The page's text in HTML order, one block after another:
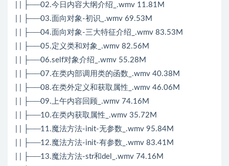
| | ├──02.今日内容大纲介绍_.wmv 11.81M
| | ├──03.面向对象-初识_.wmv 69.53M
| | ├──04.面向对象-三大特征介绍_.wmv 83.53M
| | ├──05.定义类和对象_.wmv 82.56M
| | ├──06.self对象介绍_.wmv 55.28M
| | ├──07.在类内部调用类的函数_.wmv 40.38M
| | ├──08.在类外定义和获取属性_.wmv 46.06M
| | ├──09.上午内容回顾_.wmv 74.16M
| | ├──10.在类内获取属性_.wmv 35.72M
| | ├──11.魔法方法-init-无参数_.wmv 95.84M
| | ├──12.魔法方法-init-有参数_.wmv 83.41M
| | ├──13.魔法方法-str和del_.wmv 74.16M